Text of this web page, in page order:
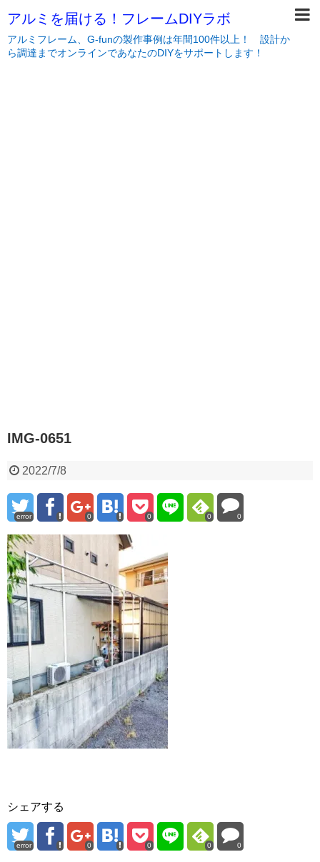
アルミを届ける！フレームDIYラボ
アルミフレーム、G-funの製作事例は年間100件以上！ 設計か
ら調達までオンラインであなたのDIYをサポートします！
IMG-0651
2022/7/8
error 0 0 0 0
シェアする
error 0 0 0 0